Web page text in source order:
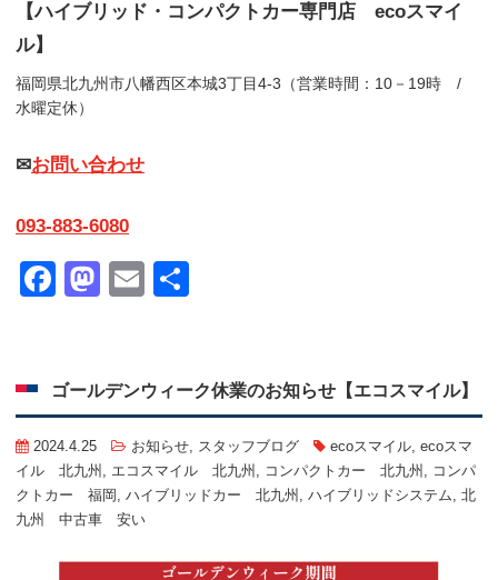
【ハイブリッド・コンパクトカー専門店 ecoスマイ
ル】
福岡県北九州市八幡西区本城3丁目4-3（営業時間：10－19時 /
水曜定休）
✉お問い合わせ
093-883-6080
Facebook
Mastodon
Email
ゴールデンウィーク休業のお知らせ【エコスマイル】
2024.4.25 お知らせ, スタッフブログ ecoスマイル, ecoスマ
イル 北九州 , エコスマイル 北九州 , コンパクトカー 北九州 , コンパ
クトカー 福岡 , ハイブリッドカー 北九州 , ハイブリッドシステム, 北
九州 中古車 安い